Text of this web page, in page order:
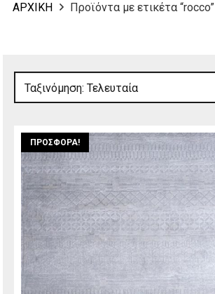
ΑΡΧΙΚΗ Προϊόντα με ετικέτα “rocco”
ΠΡΟΣΦΟΡΆ!